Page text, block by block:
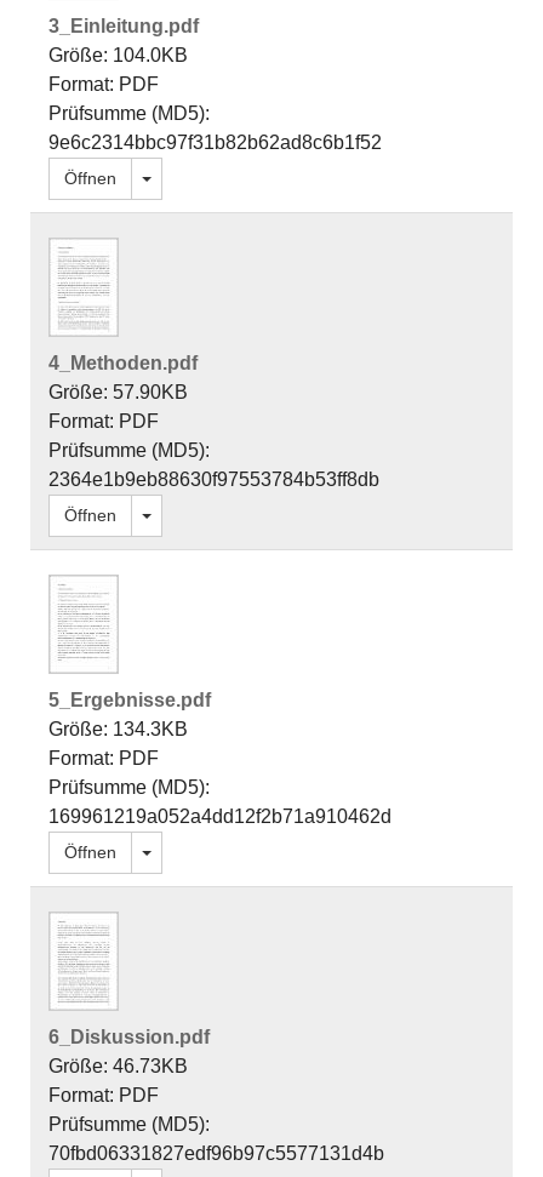
3_Einleitung.pdf
Größe: 104.0KB
Format: PDF
Prüfsumme (MD5):
9e6c2314bbc97f31b82b62ad8c6b1f52
Öffnen Dropdown öffnen
4_Methoden.pdf
Größe: 57.90KB
Format: PDF
Prüfsumme (MD5):
2364e1b9eb88630f97553784b53ff8db
Öffnen Dropdown öffnen
5_Ergebnisse.pdf
Größe: 134.3KB
Format: PDF
Prüfsumme (MD5):
169961219a052a4dd12f2b71a910462d
Öffnen Dropdown öffnen
6_Diskussion.pdf
Größe: 46.73KB
Format: PDF
Prüfsumme (MD5):
70fbd06331827edf96b97c5577131d4b